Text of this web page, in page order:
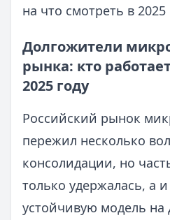
на что смотреть в 2025
Долгожители
рынка: кто
2025 году
Российский рынок
пережил несколько
консолидации, но
только удержалась, а
устойчивую модель на